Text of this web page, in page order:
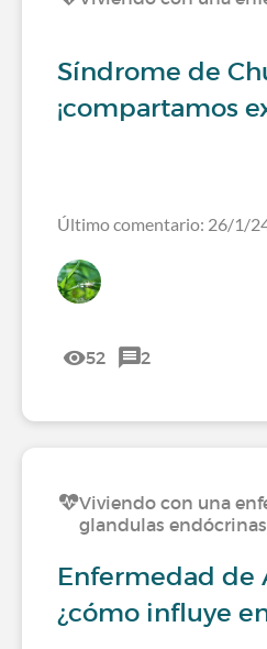
Síndrome de
¡compartamos
Último comentario: 26/1/
52 2
Viviendo con una
glandulas
Enfermedad de
¿cómo influye